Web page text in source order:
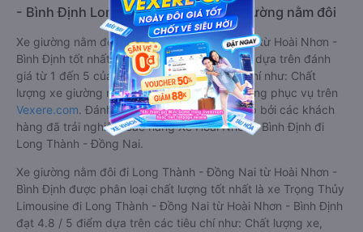
- Bình Định Long Thành - Đồng Nai giường nằm đôi
Xe giường nằm đôi đi Long Thành - Đồng Nai từ Hoài Nhơn -
Bình Định tốt nhất được phân loại chất lượng dựa trên đánh
giá từ 1 đến 5 của khách hàng với các tiêu chí như: Chất
lượng xe giường nằm đôi, Đúng giờ, Chất lượng phục vụ trên
Vexere.com. Đánh giá này được viết trực tiếp bởi các khách
hàng đã trải nghiệm các hãng Xe Hoài Nhơn - Bình Định đi
Long Thành - Đồng Nai.
Xe giường nằm đôi đi Long Thành - Đồng Nai từ Hoài Nhơn -
Bình Định được phân loại chất lượng tốt nhất là xe Trọng Thủy
Limousine đi Long Thành - Đồng Nai từ Hoài Nhơn - Bình Định
đạt 4.8 / 5 điểm dựa trên các tiêu chí như: Chất lượng xe,